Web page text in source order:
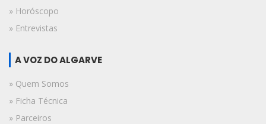
» Horóscopo
» Entrevistas
A VOZ DO ALGARVE
» Quem Somos
» Ficha Técnica
» Parceiros